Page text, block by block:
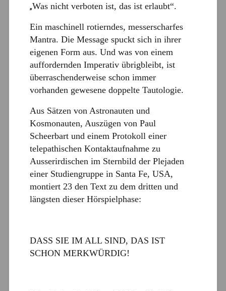
„Was nicht verboten ist, das ist erlaubt“.
Ein maschinell rotierndes, messerscharfes
Mantra. Die Message spuckt sich in ihrer
eigenen Form aus. Und was von einem
auffordernden Imperativ übrigbleibt, ist
überraschenderweise schon immer
vorhanden gewesene doppelte Tautologie.
Aus Sätzen von Astronauten und
Kosmonauten, Auszügen von Paul
Scheerbart und einem Protokoll einer
telepathischen Kontaktaufnahme zu
Ausserirdischen im Sternbild der Plejaden
einer Studiengruppe in Santa Fe, USA,
montiert 23 den Text zu dem dritten und
längsten dieser Hörspielphase:
DASS SIE IM ALL SIND, DAS IST
SCHON MERKWÜRDIG!